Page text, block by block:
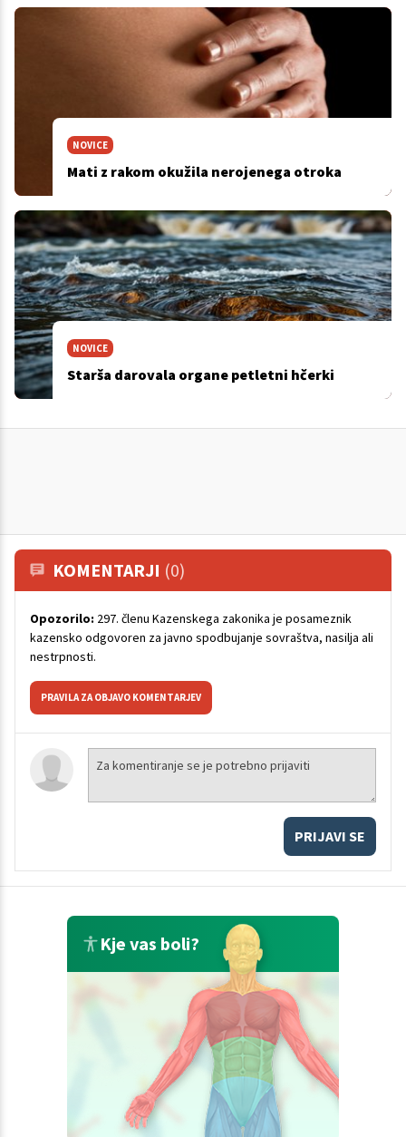
NOVICE
Mati z rakom okužila nerojenega otroka
NOVICE
Starša darovala organe petletni hčerki
KOMENTARJI (0)
Opozorilo: 297. členu Kazenskega zakonika je posameznik
kazensko odgovoren za javno spodbujanje sovraštva, nasilja ali
nestrpnosti.
PRAVILA ZA OBJAVO KOMENTARJEV
PRIJAVI SE
Kje vas boli?